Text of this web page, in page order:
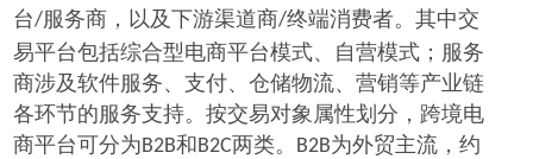
台/服务商，以及下游渠道商/终端消费者。其中交
易平台包括综合型电商平台模式、自营模式；服务
商涉及软件服务、支付、仓储物流、营销等产业链
各环节的服务支持。按交易对象属性划分，跨境电
商平台可分为B2B和B2C两类。 B2B为外贸主流，约